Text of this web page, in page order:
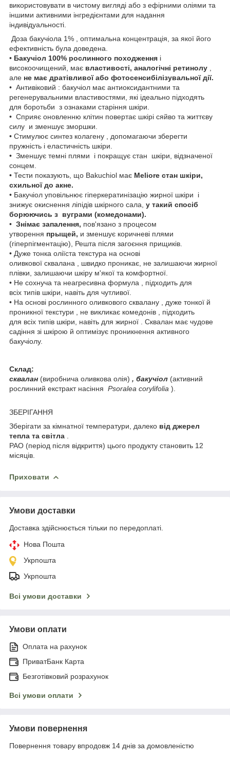
використовувати в чистому вигляді або з ефірними оліями та
іншими активними інгредієнтами для надання
індивідуальності.
Доза бакучіола 1% , оптимальна концентрація, за якої його
ефективність була доведена.
• Бакучіол 100% рослинного походження і
високоочищений, має властивості, аналогічні ретинолу
але не має дратівливої або фотосенсибілізувальної дії.
• Антивіковий : бакучіол має антиоксидантними та
регенерувальними властивостями, які ідеально підходять
для боротьби з ознаками старіння шкіри.
• Сприяє оновленню клітин повертає шкірі сяйво та життєву
силу и зменшує зморшки.
• Стимулює синтез колагену , допомагаючи зберегти
пружність і еластичність шкіри.
• Зменшує темні плями і покращує стан шкіри, відзначеної
сонцем.
• Тести показують, що Bakuchiol має Meliore стан шкіри,
схильної до акне.
• Бакучіол уповільнює гіперкератинізацію жирної шкіри
і
знижує окиснення ліпідів шкірного сала, у такий спосіб
борюючись з вуграми (комедонами).
• Знімає запалення, пов'язано з процесом
утворення прыщей, и зменшує коричневі плями
(гіперпігментацію), Решта після загоєння прищиків.
• Дуже тонка оліїста текстура на основі
оливкової сквалана , швидко проникає, не залишаючи жирної
плівки, залишаючи шкіру м'якої та комфортної.
• Не сохнуча та неагресивна формула , підходить для
всіх типів шкіри, навіть для чутливої.
• На основі рослинного оливкового сквалану , дуже тонкої й
проникної текстури , не викликає комедонів , підходить
для всіх типів шкіри, навіть для жирної . Сквалан має чудове
садіння зі шкірою й оптимізує проникнення активного
бакучіолу.
Склад:
сквалан (виробнича оливкова олія) , бакучіол (активний
рослинний екстракт насіння Psoralea corylifolia ).
ЗБЕРІГАННЯ
Зберігати за кімнатної температури, далеко від джерел
тепла та світла
PAO (період після відкриття) цього продукту становить 12
місяців.
Приховати
Умови доставки
Доставка здійснюється тільки по передоплаті.
Нова Пошта
Укрпошта
Укрпошта
Всі умови доставки
Умови оплати
Оплата на рахунок
ПриватБанк Карта
Безготівковий розрахунок
Всі умови оплати
Умови повернення
Повернення товару впродовж 14 днів за домовленістю